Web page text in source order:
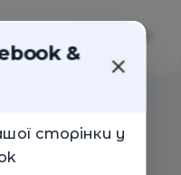
&
сторінки у